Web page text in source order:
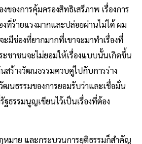
ของการคุ้มครองสิทธิเสรีภาพ เรื่องการ
ที่ร้ายแรงมากและปล่อยผ่านไม่ได้ ผม
ะมีช่องที่ยากมากที่เขาจะมาทำเรื่องที่
ชาชนจะไม่ยอมให้เรื่องแบบนั้นเกิดขึ้น
สร้างวัฒนธรรมควบคู่ไปกับการร่าง
ฒนธรรมของการยอมรับว่าและเชื่อมั่น
ฐธรรมนูญเขียนไว้เป็นเรื่องที่ต้อง
มาย และกระบวนการยุติธรรมก็สำคัญ